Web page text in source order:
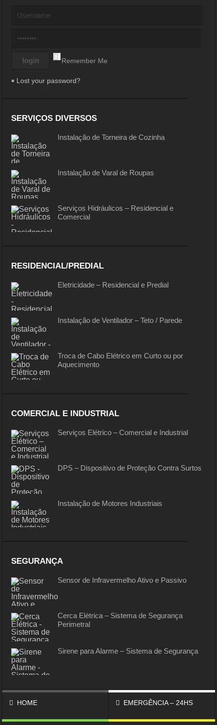
Remember Me
Lost your password?
SERVIÇOS DIVERSOS
Instalação de Torneira de Cozinha
Instalação de Varal de Roupas
Serviços Hidráulicos – Residencial e
Comercial
RESIDENCIAL/PREDIAL
Eletricidade – Residencial e Predial
Instalação de Ventilador – Teto / Parede
Troca de Cabo Elétrico em Curto ou por
Aquecimento
COMERCIAL E INDUSTRIAL
Serviços Elétrico – Comercial e Industrial
DPS – Dispositivo de Proteção Contra Surtos
Instalação de Motores Industriais
SEGURANÇA
Sensor de Infravermelho Ativo e Passivo
Cerca Elétrica – Sistema de Segurança
Perimetral
Sirene para Alarme – Sistema de Segurança
HOME EMERGÊNCIA – 24HS